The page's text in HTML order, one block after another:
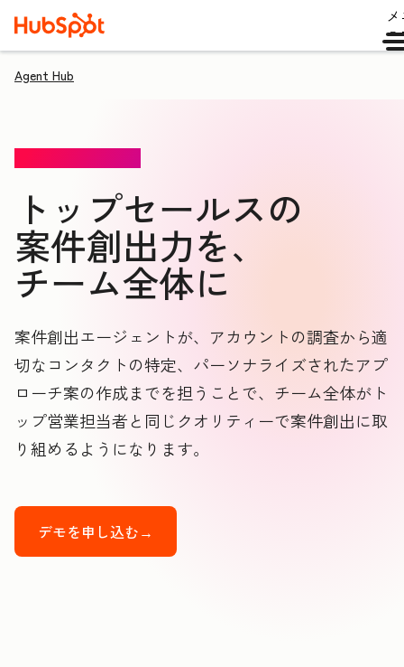
Agent Hub
トップセールスの
案件創出力を、
チーム全体に
案件創出エージェントが、アカウントの調査から適
切なコンタクトの特定、パーソナライズされたアプ
ローチ案の作成までを担うことで、チーム全体がト
ップ営業担当者と同じクオリティーで案件創出に取
り組めるようになります。
デモを申し込む→